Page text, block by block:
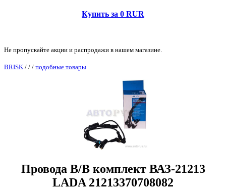
Купить за 0 RUR
Не пропускайте акции и распродажи в нашем магазине.
BRISK / / / подобные товары
Провода В/В комплект ВАЗ-21213
LADA 21213370708082